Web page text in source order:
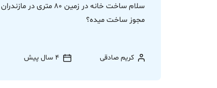
سلام ساخت خانه در
مجوز ساخت میده؟
کریم صادقی 4 سال پیش